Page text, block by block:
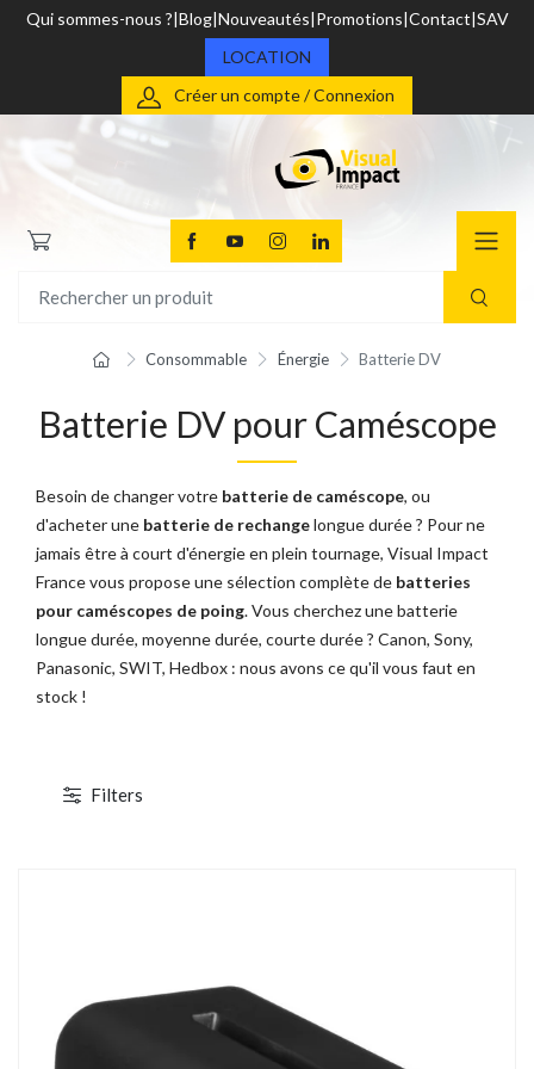
Qui sommes-nous ? Blog Nouveautés Promotions Contact SAV
LOCATION
Créer un compte / Connexion
Consommable Énergie Batterie DV
Batterie DV pour Caméscope
Besoin de changer votre batterie de caméscope, ou
d'acheter une batterie de rechangelongue durée ? Pour ne
jamais être à court d'énergie en plein tournage, Visual Impact
France vous propose une sélection complète de batteries
pour caméscopes de poing. Vous cherchez une batterie
longue durée, moyenne durée, courte durée ? Canon, Sony,
Panasonic, SWIT, Hedbox : nous avons ce qu'il vous faut en
stock !
Filters